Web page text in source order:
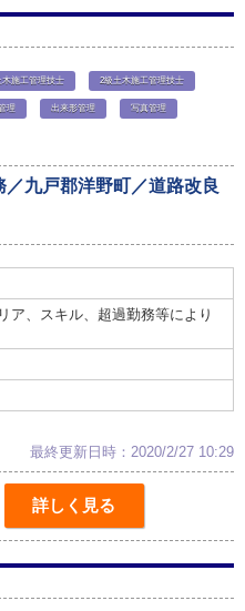
木施工管理技士 2級土木施工管理技士
理 出来形管理 写真管理
／九戸郡洋野町／道路改良
ア、スキル、超過勤務等により
最終更新日時：2020/2/27 10:29
詳しく見る